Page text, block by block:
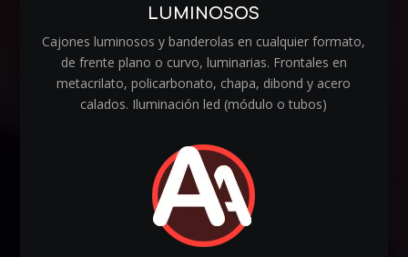
LUMINOSOS
Cajones luminosos y banderolas en cualquier formato,
de frente plano o curvo, luminarias. Frontales en
metacrilato, policarbonato, chapa, dibond y acero
calados. Iluminación led (módulo o tubos)